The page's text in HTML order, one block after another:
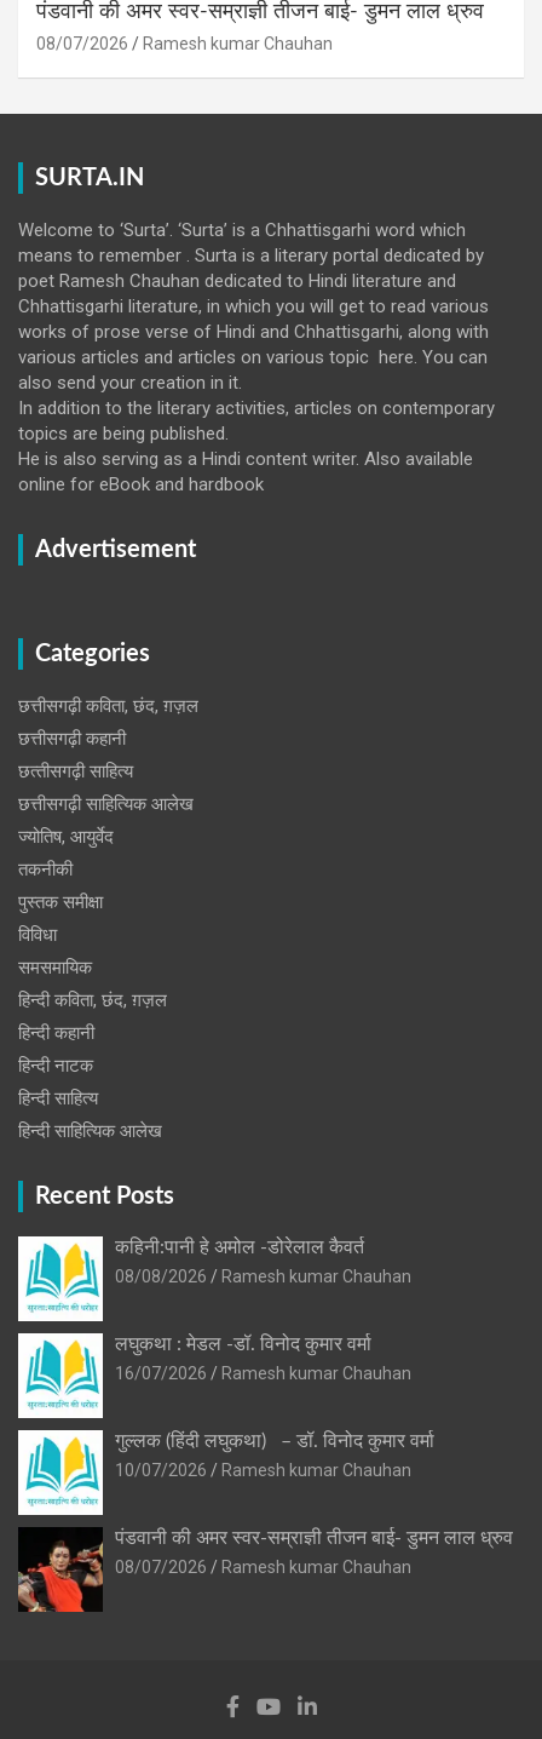
पंडवानी की अमर स्वर-सम्राज्ञी तीजन बाई- डुमन लाल ध्रुव
08/07/2026 Ramesh kumar Chauhan
SURTA.IN
Welcome to ‘Surta’. ‘Surta’ is a Chhattisgarhi word which
means to remember . Surta is a literary portal dedicated by
poet Ramesh Chauhan dedicated to Hindi literature and
Chhattisgarhi literature, in which you will get to read various
works of prose verse of Hindi and Chhattisgarhi, along with
various articles and articles on various topic here. You can
also send your creation in it.
In addition to the literary activities, articles on contemporary
topics are being published.
He is also serving as a Hindi content writer. Also available
online for eBook and hardbook
Advertisement
Categories
छत्तीसगढ़ी कविता, छंद, ग़ज़ल
छत्तीसगढ़ी कहानी
छत्‍तीसगढ़ी साहित्‍य
छत्तीसगढ़ी साहित्यिक आलेख
ज्योतिष, आयुर्वेद
तकनीकी
पुस्‍तक समीक्षा
विविधा
समसमायिक
हिन्दी कविता, छंद, ग़ज़ल
हिन्दी कहानी
हिन्‍दी नाटक
हिन्दी साहित्य
हिन्दी साहित्यिक आलेख
Recent Posts
कहिनी:पानी हे अमोल -डोरेलाल कैवर्त
08/08/2026
Ramesh kumar Chauhan
लघुकथा : मेडल -डॉ. विनोद कुमार वर्मा
16/07/2026
Ramesh kumar Chauhan
गुल्लक (हिंदी लघुकथा) – डॉ. विनोद कुमार वर्मा
10/07/2026
Ramesh kumar Chauhan
पंडवानी की अमर स्वर-सम्राज्ञी तीजन बाई- डुमन लाल ध्रुव
08/07/2026
Ramesh kumar Chauhan